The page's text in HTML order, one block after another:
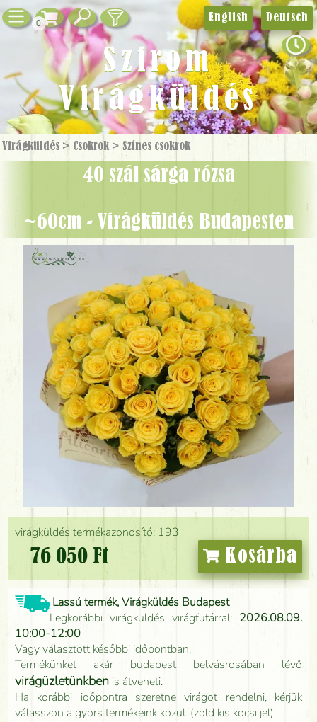
0
Virágküldés > Csokrok >Színes csokrok
40 szál sárga rózsa
~60cm - Virágküldés Budapesten
virágküldés termékazonosító: 193
76 050 Ft Kosárba
Lassú termék, Virágküldés Budapest
Legkorábbi virágküldés virágfutárral: 2026.08.09.
10:00-12:00
Vagy választott későbbi időpontban.
Termékünket akár budapest belvásrosában lévő
virágüzletünkben is átveheti.
Ha korábbi időpontra szeretne virágot rendelni, kérjük
válasszon a gyors termékeink közül. (zöld kis kocsi jel)
English Deutsch
Szirom
Virágküldés